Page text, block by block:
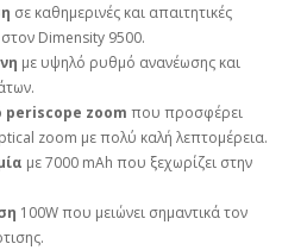
σε καθημερινές και απαιτητικές
Dimensity 9500.
με υψηλό ρυθμό ανανέωσης και
periscope zoom που προσφέρει
zoom με πολύ καλή λεπτομέρεια.
με 7000 mAh που ξεχωρίζει στην
100W που μειώνει σημαντικά τον